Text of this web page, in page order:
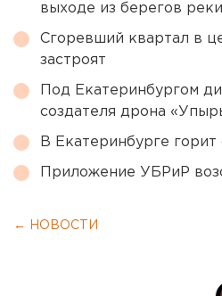
выходе из берегов
Сгоревший квартал в
застроят
Под Екатеринбургом
создателя дрона
В Екатеринбурге
Приложение УБРиР
← НОВОСТИ